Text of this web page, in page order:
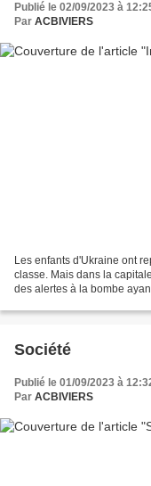
Publié le 02/09/2023 à
Par ACBIVIERS
Les enfants d'Ukraine ont
classe. Mais dans la
des alertes à la bombe
Société
Publié le 01/09/2023 à
Par ACBIVIERS